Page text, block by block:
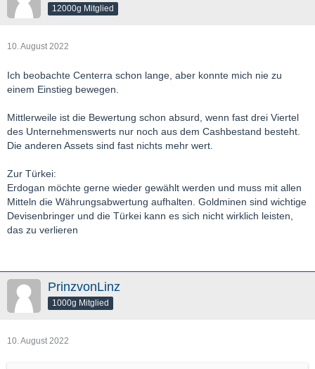
12000g Mitglied
10. August 2022
Ich beobachte Centerra schon lange, aber konnte mich nie zu
einem Einstieg bewegen.
Mittlerweile ist die Bewertung schon absurd, wenn fast drei Viertel
des Unternehmenswerts nur noch aus dem Cashbestand besteht.
Die anderen Assets sind fast nichts mehr wert.
Zur Türkei:
Erdogan möchte gerne wieder gewählt werden und muss mit allen
Mitteln die Währungsabwertung aufhalten. Goldminen sind wichtige
Devisenbringer und die Türkei kann es sich nicht wirklich leisten,
das zu verlieren
PrinzvonLinz
1000g Mitglied
10. August 2022